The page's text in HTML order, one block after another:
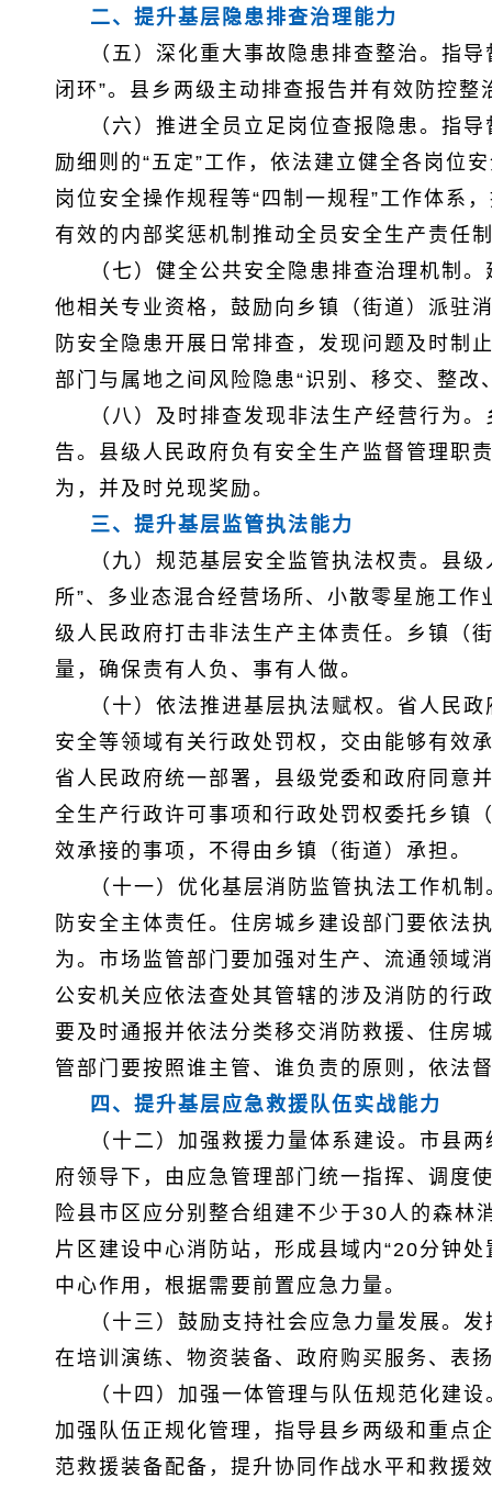
二、提升基层隐患排查治理能力
（五）深化重大事故隐患排查整治。指
闭环”。县乡两级主动排查报告并有效防控
（六）推进全员立足岗位查报隐患。指
励细则的“五定”工作，依法建立健全各岗位
岗位安全操作规程等“四制一规程”工作体系
有效的内部奖惩机制推动全员安全生产责任
（七）健全公共安全隐患排查治理机制
他相关专业资格，鼓励向乡镇（街道）派驻
防安全隐患开展日常排查，发现问题及时制
部门与属地之间风险隐患“识别、移交、整
（八）及时排查发现非法生产经营行为
告。县级人民政府负有安全生产监督管理职
为，并及时兑现奖励。
三、提升基层监管执法能力
（九）规范基层安全监管执法权责。县
所”、多业态混合经营场所、小散零星施工
级人民政府打击非法生产主体责任。乡镇（
量，确保责有人负、事有人做。
（十）依法推进基层执法赋权。省人民
安全等领域有关行政处罚权，交由能够有效
省人民政府统一部署，县级党委和政府同意
全生产行政许可事项和行政处罚权委托乡镇
效承接的事项，不得由乡镇（街道）承担。
（十一）优化基层消防监管执法工作机
防安全主体责任。住房城乡建设部门要依法
为。市场监管部门要加强对生产、流通领域
公安机关应依法查处其管辖的涉及消防的行
要及时通报并依法分类移交消防救援、住房
管部门要按照谁主管、谁负责的原则，依法
四、提升基层应急救援队伍实战能力
（十二）加强救援力量体系建设。市县
府领导下，由应急管理部门统一指挥、调度
险县市区应分别整合组建不少于30人的森林
片区建设中心消防站，形成县域内“20分钟
中心作用，根据需要前置应急力量。
（十三）鼓励支持社会应急力量发展。
在培训演练、物资装备、政府购买服务、表
（十四）加强一体管理与队伍规范化建
加强队伍正规化管理，指导县乡两级和重点
范救援装备配备，提升协同作战水平和救援